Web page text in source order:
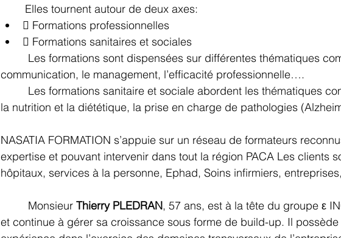
Elles tournent autour de deux axes:
 Formations professionnelles
 Formations sanitaires et sociales
Les formations sont dispensées sur différentes thématiques
communication, le management, l’efficacité professionnelle….
Les formations sanitaire et sociale abordent les thématiques
la nutrition et la diététique, la prise en charge de pathologies
NASATIA FORMATION s’appuie sur un réseau de formateurs
expertise et pouvant intervenir dans tout la région PACA Les clients
hôpitaux, services à la personne, Ephad, Soins infirmiers,
Monsieur Thierry PLEDRAN, 57 ans, est à la tête du groupe ε
et continue à gérer sa croissance sous forme de build-up. Il